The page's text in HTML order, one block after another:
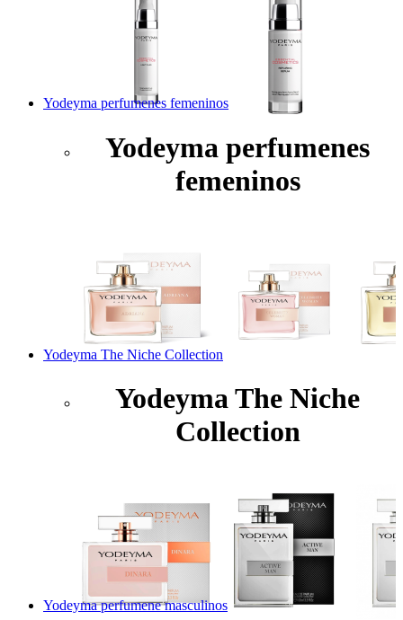
Yodeyma perfumenes femeninos
Yodeyma perfumenes
femeninos
Yodeyma The Niche Collection
Yodeyma The Niche
Collection
Yodeyma perfumene masculinos